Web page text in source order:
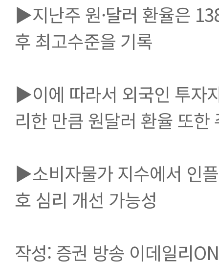
▶지난주 원·달러 환율은
후 최고수준을 기록
▶이에 따라서 외국인 투자
리한 만큼 원달러 환율 또
▶소비자물가 지수에서 인
호 심리 개선 가능성
작성: 증권 방송 이데일리